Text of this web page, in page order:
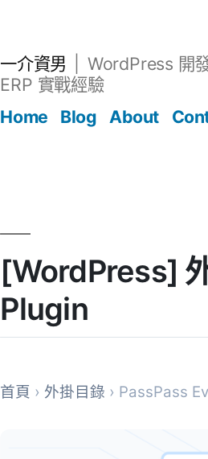
一介資男
WordPress 開
ERP 實戰經驗
Home
Blog About
[WordPress]
Plugin
首頁 › 外掛目錄 › PassPass